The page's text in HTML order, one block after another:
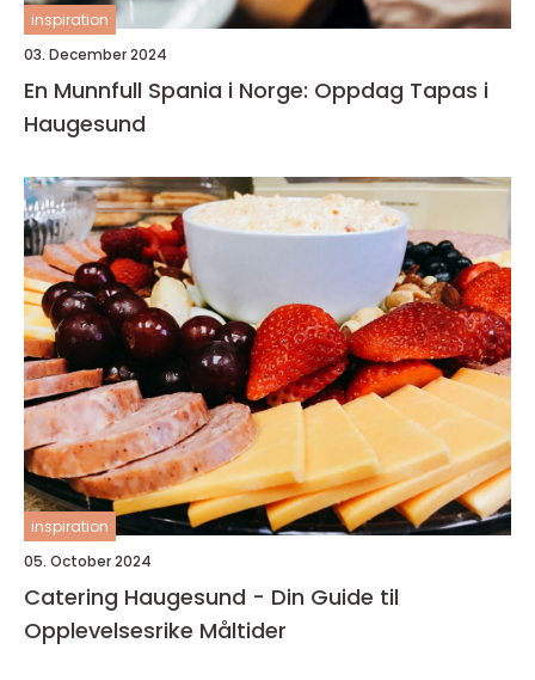
inspiration
03. December 2024
En Munnfull Spania i Norge: Oppdag Tapas i
Haugesund
inspiration
05. October 2024
Catering Haugesund - Din Guide til
Opplevelsesrike Måltider